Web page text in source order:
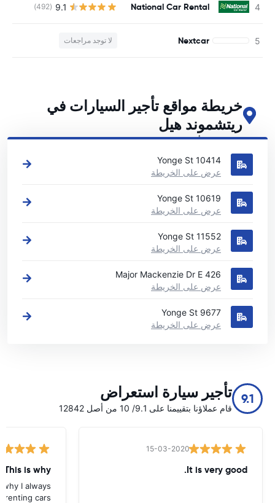
National Car Rental
9.1
(492)
Nextcar لا توجد مراجعات
خريطة مواقع تأجير السيارات في
ريتشموند هيل
اطلع على مواقع تأجير السيارات الرئيسية لدينا في ريتشموند هيل
10414 Yonge St
عرض على الخريطة
10619 Yonge St
عرض على الخريطة
11552 Yonge St
عرض على الخريطة
426 Major Mackenzie Dr E
عرض على الخريطة
9677 Yonge St
عرض على الخريطة
9.1 تأجير سيارة استعراض
قام عملاؤنا بتقييمنا على 9.1/ 10 من أصل 12842
15-03-2020
It is very good.
This is why
I always
cars.